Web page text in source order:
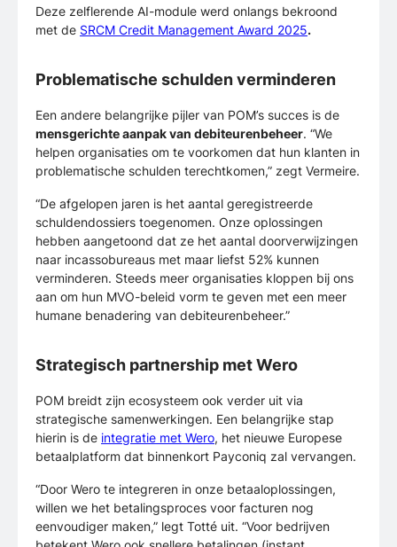
Deze zelflerende AI-module werd onlangs bekroond
met de SRCM Credit Management Award 2025.
Problematische schulden verminderen
Een andere belangrijke pijler van POM’s succes is de
mensgerichte aanpak van debiteurenbeheer. “We
helpen organisaties om te voorkomen dat hun klanten in
problematische schulden terechtkomen,” zegt Vermeire.
“De afgelopen jaren is het aantal geregistreerde
schuldendossiers toegenomen. Onze oplossingen
hebben aangetoond dat ze het aantal doorverwijzingen
naar incassobureaus met maar liefst 52% kunnen
verminderen. Steeds meer organisaties kloppen bij ons
aan om hun MVO-beleid vorm te geven met een meer
humane benadering van debiteurenbeheer.”
Strategisch partnership met Wero
POM breidt zijn ecosysteem ook verder uit via
strategische samenwerkingen. Een belangrijke stap
hierin is de integratie met Wero, het nieuwe Europese
betaalplatform dat binnenkort Payconiq zal vervangen.
“Door Wero te integreren in onze betaaloplossingen,
willen we het betalingsproces voor facturen nog
eenvoudiger maken,” legt Totté uit. “Voor bedrijven